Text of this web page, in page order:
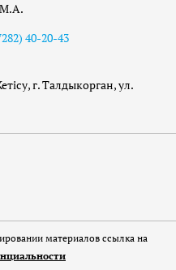
М.А.
40-20-43
г. Талдыкорган, ул.
материалов ссылка на